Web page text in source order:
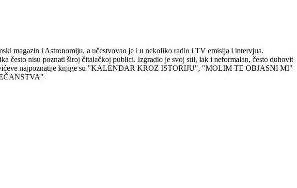
magazin i Astronomiju, a učestvovao je i u nekoliko radio i TV emisija i intervjua.
često nisu poznati široj čitalačkoj publici. Izgradio je svoj stil, lak i neformalan, često duhovit
najpoznatije knjige su "KALENDAR KROZ ISTORIJU", "MOLIM TE OBJASNI MI"